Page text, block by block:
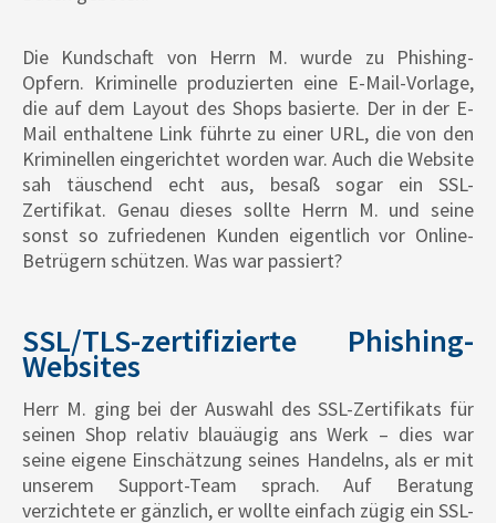
Die Kundschaft von Herrn M. wurde zu Phishing-
Opfern. Kriminelle produzierten eine E-Mail-Vorlage,
die auf dem Layout des Shops basierte. Der in der E-
Mail enthaltene Link führte zu einer URL, die von den
Kriminellen eingerichtet worden war. Auch die Website
sah täuschend echt aus, besaß sogar ein SSL-
Zertifikat. Genau dieses sollte Herrn M. und seine
sonst so zufriedenen Kunden eigentlich vor Online-
Betrügern schützen. Was war passiert?
SSL/TLS-zertifizierte Phishing-
Websites
Herr M. ging bei der Auswahl des SSL-Zertifikats für
seinen Shop relativ blauäugig ans Werk – dies war
seine eigene Einschätzung seines Handelns, als er mit
unserem Support-Team sprach. Auf Beratung
verzichtete er gänzlich, er wollte einfach zügig ein SSL-